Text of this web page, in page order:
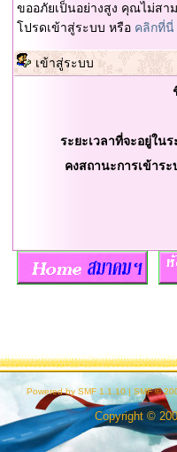
ขออภัยเป็นอย่างสูง คุณไม่ส
โปรดเข้าสู่ระบบ หรือ คลิกที่นี่
เข้าสู่ระบบ
ระยะเวลาที่จะอยู่ใน
คงสถานะการเข้าร
Powered by SMF 1.1.10 | SMF ©
Copyright ©